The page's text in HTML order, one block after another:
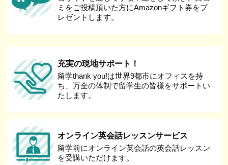
ミをご投稿頂いた方にAmazonギフト券をプ
レゼントします。
充実の現地サポート！
留学thank you!は世界9都市にオフィスを持
ち、万全の体制で留学生の皆様をサポートい
たします。
オンライン英会話レッスンサービス
留学前にオンライン英会話の英会話レッスン
を受講いただけます。